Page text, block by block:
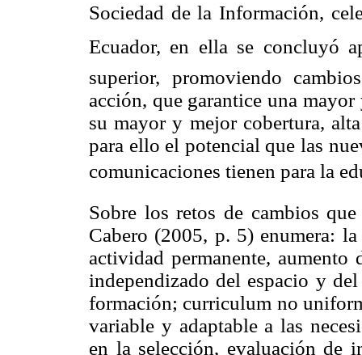
Sociedad de la Información,
Ecuador, en ella se concluyó
superior, promoviendo
acción, que garantice una
su mayor y mejor cobertura,
para ello el potencial que las
comunicaciones tienen para la
Sobre los retos de cambios
Cabero (2005, p. 5) enumera:
actividad permanente, aumento
independizado del espacio y
formación; curriculum no
variable y adaptable a las
en la selección, evaluación de